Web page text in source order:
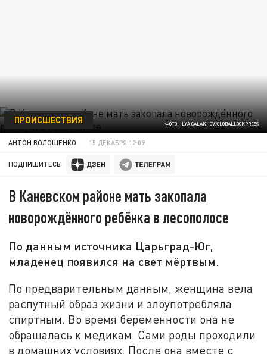
ФОТО: ILYA GALAKHOV/GLOBALLOOKPRESS
ПРОИСШЕСТВИЯ
АНТОН ВОЛОЩЕНКО 15 ДЕКАБРЯ 12:09
ПОДПИШИТЕСЬ:
В Каневском районе мать закопала
новорождённого ребёнка в лесополосе
По данным источника Царьград-Юг,
младенец появился на свет мёртвым.
По предварительным данным, женщина вела
распутный образ жизни и злоупотребляла
спиртным. Во время беременности она не
обращалась к медикам. Сами роды проходили
в домашних условиях. После она вместе с